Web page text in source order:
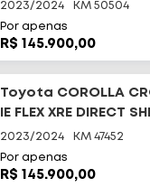
2023/2024 KM 50504
Por apenas
R$ 145.900,00
Toyota COROLLA
IE FLEX XRE DIRECT
2023/2024 KM 47452
Por apenas
R$ 145.900,00